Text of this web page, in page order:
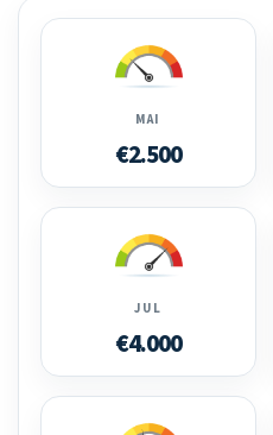
MAI
€2.500
JUL
€4.000